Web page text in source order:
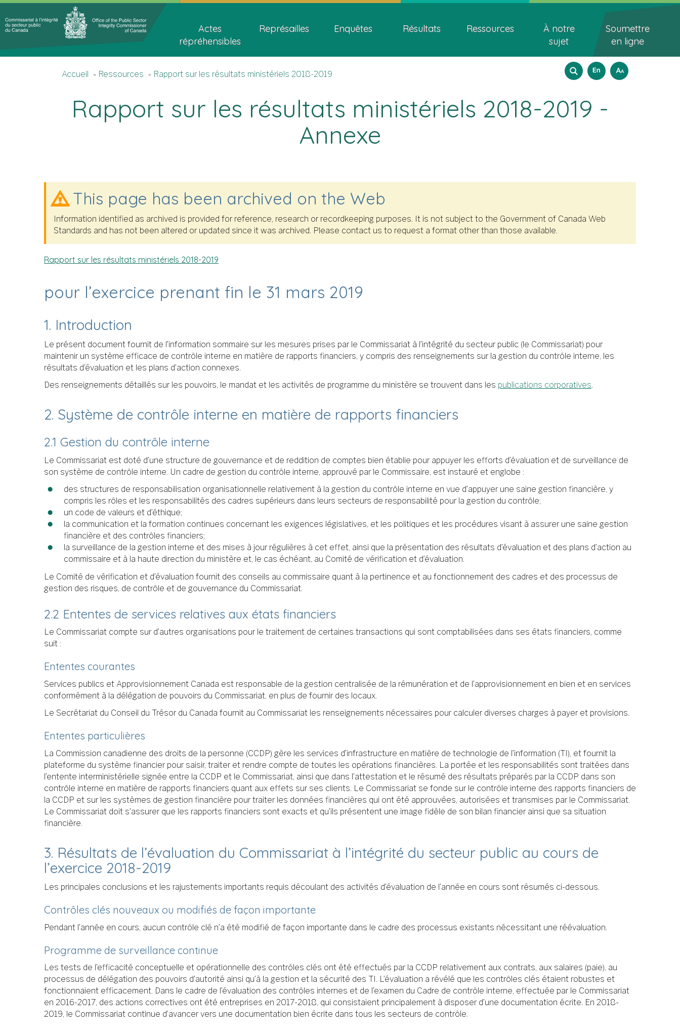
to
main
to
"About
site"
à
la
HTML
Accueil
Menu
navigation
Actes
répréhensibles
Représailles Enquêtes Résultats Ressources
À notre
sujet
Soumettre
en ligne
You
are
here
Accueil Ressources Rapport sur les résultats ministériels 2018-2019
Search
Sélection
langues
EnglishHow
to
A A A
Rapport sur les résultats ministériels 2018-2019 -
Annexe
This page has been archived on the Web
Information identified as archived is provided for reference, research or recordkeeping purposes. It is not subject to the Government of Canada Web
Standards and has not been altered or updated since it was archived. Please contact us to request a format other than those available.
Rapport sur les résultats ministériels 2018-2019
pour l’exercice prenant fin le 31 mars 2019
1. Introduction
Le présent document fournit de l’information sommaire sur les mesures prises par le Commissariat à l’intégrité du secteur public (le Commissariat) pour
maintenir un système efficace de contrôle interne en matière de rapports financiers, y compris des renseignements sur la gestion du contrôle interne, les
résultats d’évaluation et les plans d’action connexes.
Des renseignements détaillés sur les pouvoirs, le mandat et les activités de programme du ministère se trouvent dans les publications corporatives.
2. Système de contrôle interne en matière de rapports financiers
2.1 Gestion du contrôle interne
Le Commissariat est doté d’une structure de gouvernance et de reddition de comptes bien établie pour appuyer les efforts d’évaluation et de surveillance de
son système de contrôle interne. Un cadre de gestion du contrôle interne, approuvé par le Commissaire, est instauré et englobe :
des structures de responsabilisation organisationnelle relativement à la gestion du contrôle interne en vue d’appuyer une saine gestion financière, y
compris les rôles et les responsabilités des cadres supérieurs dans leurs secteurs de responsabilité pour la gestion du contrôle;
un code de valeurs et d’éthique;
la communication et la formation continues concernant les exigences législatives, et les politiques et les procédures visant à assurer une saine gestion
financière et des contrôles financiers;
la surveillance de la gestion interne et des mises à jour régulières à cet effet, ainsi que la présentation des résultats d’évaluation et des plans d’action au
commissaire et à la haute direction du ministère et, le cas échéant, au Comité de vérification et d’évaluation.
Le Comité de vérification et d’évaluation fournit des conseils au commissaire quant à la pertinence et au fonctionnement des cadres et des processus de
gestion des risques, de contrôle et de gouvernance du Commissariat.
2.2 Ententes de services relatives aux états financiers
Le Commissariat compte sur d’autres organisations pour le traitement de certaines transactions qui sont comptabilisées dans ses états financiers, comme
suit :
Ententes courantes
Services publics et Approvisionnement Canada est responsable de la gestion centralisée de la rémunération et de l’approvisionnement en bien et en services
conformément à la délégation de pouvoirs du Commissariat, en plus de fournir des locaux.
Le Secrétariat du Conseil du Trésor du Canada fournit au Commissariat les renseignements nécessaires pour calculer diverses charges à payer et provisions.
Ententes particulières
La Commission canadienne des droits de la personne (CCDP) gère les services d’infrastructure en matière de technologie de l’information (TI), et fournit la
plateforme du système financier pour saisir, traiter et rendre compte de toutes les opérations financières. La portée et les responsabilités sont traitées dans
l’entente interministérielle signée entre la CCDP et le Commissariat, ainsi que dans l’attestation et le résumé des résultats préparés par la CCDP dans son
contrôle interne en matière de rapports financiers quant aux effets sur ses clients. Le Commissariat se fonde sur le contrôle interne des rapports financiers de
la CCDP et sur les systèmes de gestion financière pour traiter les données financières qui ont été approuvées, autorisées et transmises par le Commissariat.
Le Commissariat doit s’assurer que les rapports financiers sont exacts et qu’ils présentent une image fidèle de son bilan financier ainsi que sa situation
financière.
3. Résultats de l’évaluation du Commissariat à l’intégrité du secteur public au cours de
l’exercice 2018-2019
Les principales conclusions et les rajustements importants requis découlant des activités d’évaluation de l’année en cours sont résumés ci-dessous.
Contrôles clés nouveaux ou modifiés de façon importante
Pendant l’année en cours, aucun contrôle clé n’a été modifié de façon importante dans le cadre des processus existants nécessitant une réévaluation.
Programme de surveillance continue
Les tests de l’efficacité conceptuelle et opérationnelle des contrôles clés ont été effectués par la CCDP relativement aux contrats, aux salaires (paie), au
processus de délégation des pouvoirs d’autorité ainsi qu’à la gestion et la sécurité des TI. L’évaluation a révélé que les contrôles clés étaient robustes et
fonctionnaient efficacement. Dans le cadre de l’évaluation des contrôles internes et de l’examen du Cadre de contrôle interne, effectuée par le Commissariat
en 2016-2017, des actions correctives ont été entreprises en 2017-2018, qui consistaient principalement à disposer d’une documentation écrite. En 2018-
2019, le Commissariat continue d’avancer vers une documentation bien écrite dans tous les secteurs de contrôle.